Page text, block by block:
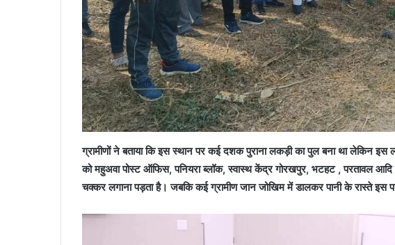
ग्रामीणों ने बताया कि इस स्थान पर कई दशक पुराना लकड़ी का पुल बना था लेकिन
को महुअवा पोस्ट ऑफिस, पनियरा ब्लॉक, स्वास्थ केंद्र गोरखपुर, भटहट , परतावल
चक्कर लगाना पड़ता है। जबकि कई ग्रामीण जान जोखिम में डालकर पानी के रास्ते